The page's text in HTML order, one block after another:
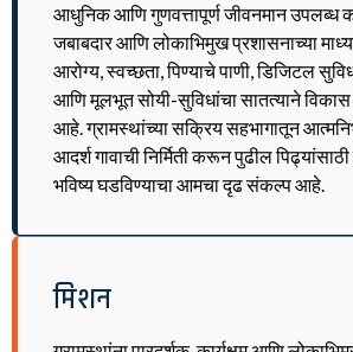
आधुनिक आणि गुणवत्तापूर्ण जीवनमान उपलब्ध
जबाबदार आणि लोकाभिमुख प्रशासनाच्या
आरोग्य, स्वच्छता, पिण्याचे पाणी, डिजिटल
आणि मूलभूत सोयी-सुविधांचा सातत्याने
आहे. ग्रामस्थांच्या सक्रिय सहभागातून
आदर्श गावाची निर्मिती करून पुढील
भविष्य घडविण्याचा आमचा दृढ संकल्प आहे.
मिशन